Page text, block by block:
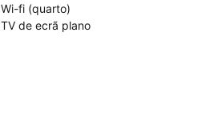
Wi-fi (quarto)
TV de ecrã plano